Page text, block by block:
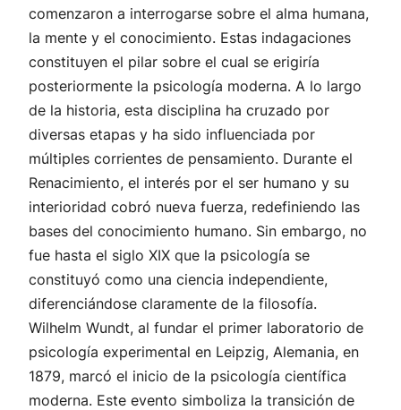
comenzaron a interrogarse sobre el alma humana,
la mente y el conocimiento. Estas indagaciones
constituyen el pilar sobre el cual se erigiría
posteriormente la psicología moderna. A lo largo
de la historia, esta disciplina ha cruzado por
diversas etapas y ha sido influenciada por
múltiples corrientes de pensamiento. Durante el
Renacimiento, el interés por el ser humano y su
interioridad cobró nueva fuerza, redefiniendo las
bases del conocimiento humano. Sin embargo, no
fue hasta el siglo XIX que la psicología se
constituyó como una ciencia independiente,
diferenciándose claramente de la filosofía.
Wilhelm Wundt, al fundar el primer laboratorio de
psicología experimental en Leipzig, Alemania, en
1879, marcó el inicio de la psicología científica
moderna. Este evento simboliza la transición de